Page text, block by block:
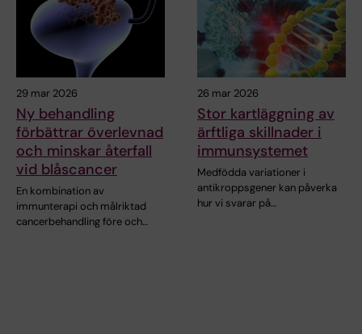
29 mar 2026
Ny behandling
förbättrar överlevnad
och minskar återfall
vid blåscancer
En kombination av
immunterapi och målriktad
cancerbehandling före och…
26 mar 2026
Stor kartläggning av
ärftliga skillnader i
immunsystemet
Medfödda variationer i
antikroppsgener kan påverka
hur vi svarar på…